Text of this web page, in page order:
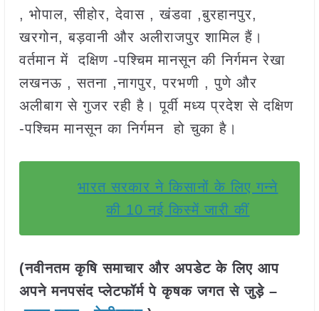
, भोपाल, सीहोर, देवास , खंडवा ,बुरहानपुर,
खरगोन, बड़वानी और अलीराजपुर शामिल हैं।
वर्तमान में दक्षिण -पश्चिम मानसून की निर्गमन रेखा
लखनऊ , सतना ,नागपुर, परभणी , पुणे और
अलीबाग से गुजर रही है। पूर्वी मध्य प्रदेश से दक्षिण
-पश्चिम मानसून का निर्गमन हो चुका है।
भारत सरकार ने किसानों के लिए गन्ने
की 10 नई किस्में जारी कीं
(नवीनतम कृषि समाचार और अपडेट के लिए आप
अपने मनपसंद प्लेटफॉर्म पे कृषक जगत से जुड़े –